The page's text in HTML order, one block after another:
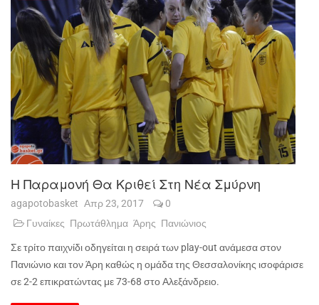
Η Παραμονή Θα Κριθεί Στη Νέα Σμύρνη
agapotobasket Απρ 23, 2017
0
Γυναίκες Πρωτάθλημα Άρης Πανιώνιος
Σε τρίτο παιχνίδι οδηγείται η σειρά των play-out ανάμεσα στον
Πανιώνιο και τον Άρη καθώς η ομάδα της Θεσσαλονίκης ισοφάρισε
σε 2-2 επικρατώντας με 73-68 στο Αλεξάνδρειο.